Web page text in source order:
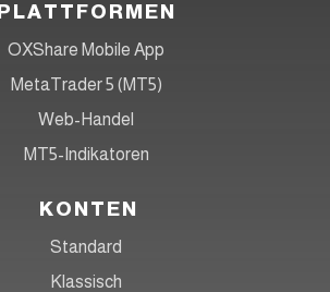
PLATTFORMEN
OXShare Mobile App
MetaTrader 5 (MT5)
Web-Handel
MT5-Indikatoren
KONTEN
Standard
Klassisch